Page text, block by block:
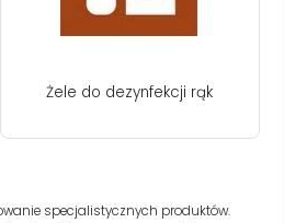
Żele do dezynfekcji rąk
specjalistycznych produktów.